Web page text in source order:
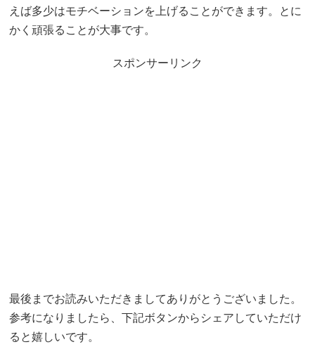
えば多少はモチベーションを上げることができます。とに
かく頑張ることが大事です。
スポンサーリンク
最後までお読みいただきましてありがとうございました。
参考になりましたら、下記ボタンからシェアしていただけ
ると嬉しいです。